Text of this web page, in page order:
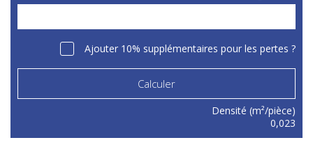
Ajouter 10% supplémentaires pour les pertes ?
Calculer
Densité (m²/pièce)
0,023